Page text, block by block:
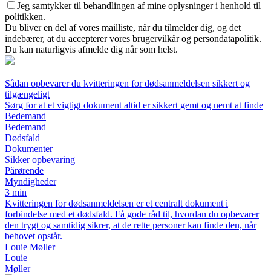
Jeg samtykker til behandlingen af mine oplysninger i henhold til
politikken.
Du bliver en del af vores mailliste, når du tilmelder dig, og det
indebærer, at du accepterer vores brugervilkår og persondatapolitik.
Du kan naturligvis afmelde dig når som helst.
Sådan opbevarer du kvitteringen for dødsanmeldelsen sikkert og
tilgængeligt
Sørg for at et vigtigt dokument altid er sikkert gemt og nemt at finde
Bedemand
Bedemand
Dødsfald
Dokumenter
Sikker opbevaring
Pårørende
Myndigheder
3 min
Kvitteringen for dødsanmeldelsen er et centralt dokument i
forbindelse med et dødsfald. Få gode råd til, hvordan du opbevarer
den trygt og samtidig sikrer, at de rette personer kan finde den, når
behovet opstår.
Louie Møller
Louie
Møller